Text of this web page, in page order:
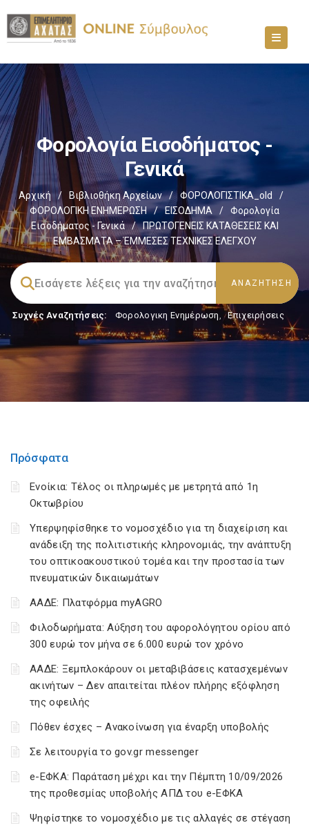
Φορολογία Εισοδήματος -
Γενικά
Αρχική / Βιβλιοθήκη Αρχείων / ΦΟΡΟΛΟΓΙΣΤΙΚΑ_old
/
ΦΟΡΟΛΟΓΙΚΗ ΕΝΗΜΕΡΩΣΗ
/ ΕΙΣΟΔΗΜΑ /
Φορολογία
Εισοδήματος - Γενικά
/
ΠΡΩΤΟΓΕΝΕΙΣ ΚΑΤΑΘΕΣΕΙΣ ΚΑΙ
ΕΜΒΑΣΜΑΤΑ – ΈΜΜΕΣΕΣ ΤΕΧΝΙΚΕΣ ΕΛΕΓΧΟΥ
Συχνές Αναζητήσεις: Φορολογικη Ενημέρωση, Επιχειρήσεις
Πρόσφατα
Ενοίκια: Τέλος οι πληρωμές με μετρητά από 1η
Οκτωβρίου
Υπερψηφίσθηκε το νομοσχέδιο για τη διαχείριση και
ανάδειξη της πολιτιστικής κληρονομιάς, την ανάπτυξη
του οπτικοακουστικού τομέα και την προστασία των
πνευματικών δικαιωμάτων
ΑΑΔΕ: Πλατφόρμα myAGRO
Φιλοδωρήματα: Αύξηση του αφορολόγητου ορίου από
300 ευρώ τον μήνα σε 6.000 ευρώ τον χρόνο
ΑΑΔΕ: Ξεμπλοκάρουν οι μεταβιβάσεις κατασχεμένων
ακινήτων – Δεν απαιτείται πλέον πλήρης εξόφληση
της οφειλής
Πόθεν έσχες – Ανακοίνωση για έναρξη υποβολής
Σε λειτουργία το gov.gr messenger
e-ΕΦΚΑ: Παράταση μέχρι και την Πέμπτη 10/09/2026
της προθεσμίας υποβολής ΑΠΔ του e-ΕΦΚΑ
Ψηφίστηκε το νομοσχέδιο με τις αλλαγές σε στέγαση